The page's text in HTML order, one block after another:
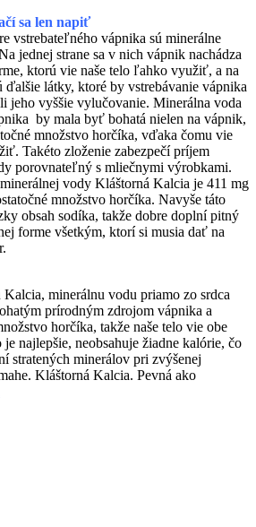
sa len napiť
vstrebateľného vápnika sú minerálne
jednej strane sa v nich vápnik nachádza
ktorú vie naše telo ľahko využiť, a na
ďalšie látky, ktoré by vstrebávanie vápnika
jeho vyššie vylučovanie. Minerálna voda
by mala byť bohatá nielen na vápnik,
množstvo horčíka, vďaka čomu vie
Takéto zloženie zabezpečí príjem
porovnateľný s mliečnymi výrobkami.
vody Kláštorná Kalcia je 411 mg
množstvo horčíka. Navyše táto
obsah sodíka, takže dobre doplní pitný
forme všetkým, ktorí si musia dať na
minerálnu vodu priamo zo srdca
prírodným zdrojom vápnika a
horčíka, takže naše telo vie obe
najlepšie, neobsahuje žiadne kalórie, čo
stratených minerálov pri zvýšenej
Kláštorná Kalcia. Pevná ako